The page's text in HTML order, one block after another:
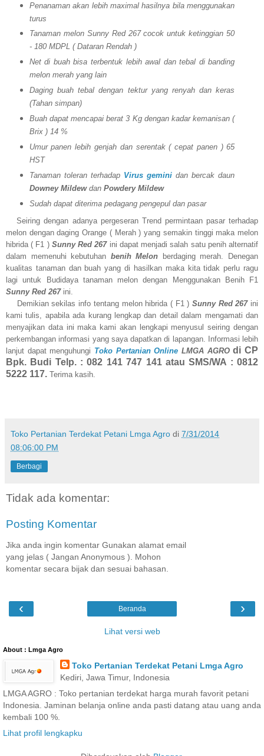
Penanaman akan lebih maximal hasilnya bila menggunakan
turus
Tanaman melon Sunny Red 267 cocok untuk ketinggian 50
- 180 MDPL ( Dataran Rendah )
Net di buah bisa terbentuk lebih awal dan tebal di banding
melon merah yang lain
Daging buah tebal dengan tektur yang renyah dan keras
(Tahan simpan)
Buah dapat mencapai berat 3 Kg dengan kadar kemanisan (
Brix ) 14 %
Umur panen lebih genjah dan serentak ( cepat panen ) 65
HST
Tanaman toleran terhadap Virus gemini dan bercak daun
Downey Mildew dan Powdery Mildew
Sudah dapat diterima pedagang pengepul dan pasar
Seiring dengan adanya pergeseran Trend permintaan pasar terhadap
melon dengan daging Orange ( Merah ) yang semakin tinggi maka melon
hibrida ( F1 ) Sunny Red 267 ini dapat menjadi salah satu penih alternatif
dalam memenuhi kebutuhan benih Melon berdaging merah. Denegan
kualitas tanaman dan buah yang di hasilkan maka kita tidak perlu ragu
lagi untuk Budidaya tanaman melon dengan Menggunakan Benih F1
Sunny Red 267ini.
Demikian sekilas info tentang melon hibrida ( F1 ) Sunny Red 267ini
kami tulis, apabila ada kurang lengkap dan detail dalam mengamati dan
menyajikan data ini maka kami akan lengkapi menyusul seiring dengan
perkembangan informasi yang saya dapatkan di lapangan. Informasi lebih
lanjut dapat menguhungi Toko Pertanian Online LMGA AGRO di CP
Bp k. Budi Telp. : 082 141 747 141 atau SMS/WA : 0812
5222 117. Terima kasih.
Toko Pertanian Terdekat Petani Lmga Agro di 7/31/2014
08:06:00 PM
Berbagi
Tidak ada komentar:
Posting Komentar
Jika anda ingin komentar Gunakan alamat email
yang jelas ( Jangan Anonymous ). Mohon
komentar secara bijak dan sesuai bahasan.
‹ ›
Beranda
Lihat versi web
About : Lmga Agro
Toko Pertanian Terdekat Petani Lmga Agro
Kediri, Jawa Timur, Indonesia
LMGA AGRO : Toko pertanian terdekat harga murah favorit petani
Indonesia. Jaminan belanja online anda pasti datang atau uang anda
kembali 100 %.
Lihat profil lengkapku